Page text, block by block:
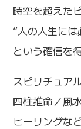
時空を超えた
“人の人生に
という確信を得
スピリチュア
四柱推命／風
ヒーリングな